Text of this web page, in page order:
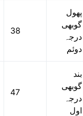
38
پھول
گوبھی
درجہ
دوئم
47
بند
گوبھی
درجہ
اول